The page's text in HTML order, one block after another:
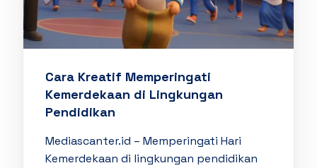
Cara Kreatif Memperingati
Kemerdekaan di Lingkungan
Pendidikan
Mediascanter.id – Memperingati Hari
Kemerdekaan di lingkungan pendidikan